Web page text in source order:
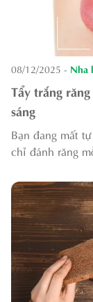
08/12/2025 - Nha
Tẩy trắng
sáng
Bạn đang mất
chỉ đánh răng
chính là giải